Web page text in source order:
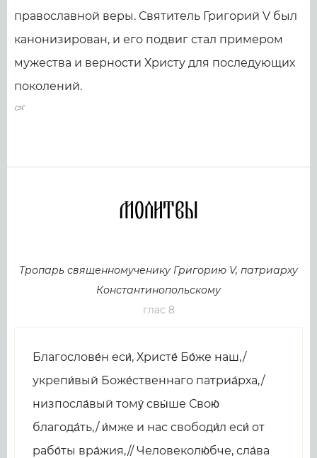
православной веры. Святитель Григорий V был
канонизирован, и его подвиг стал примером
мужества и верности Христу для последующих
поколений.
Молитвы
Тропарь священномученику Григорию V, патриарху
Константинопольскому
глас 8
Благослове́н еси́, Христе́ Бо́же наш,/
укрепи́вый Боже́ственнаго патриа́рха,/
низпосла́вый тому́ свы́ше Свою́
благода́ть,/ и́мже и нас свободи́л еси́ от
рабо́ты вра́жия,// Человеколю́бче, сла́ва